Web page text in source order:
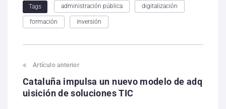
Tags administración pública digitalización
formación inversión
Artículo anterior
Cataluña impulsa un nuevo modelo de adq
uisición de soluciones TIC